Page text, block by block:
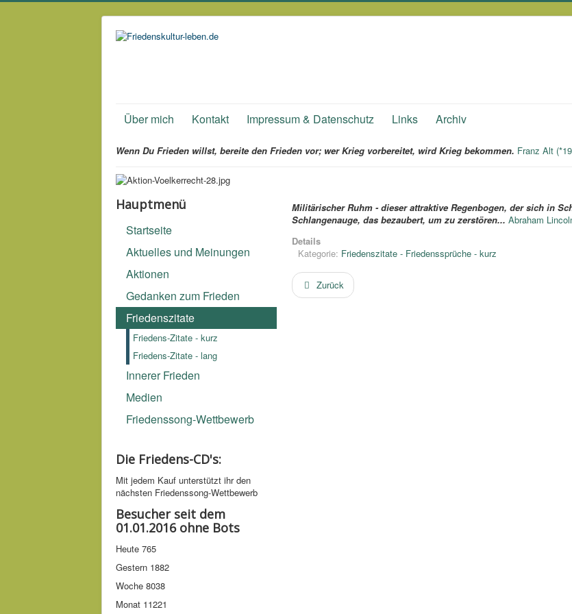
Über mich Kontakt Impressum & Datenschutz Links Archiv
Wenn Du Frieden willst, bereite den Frieden vor; wer Krieg vorbereitet, wird Krieg bekommen. Franz Alt
Hauptmenü
Startseite
Aktuelles und Meinungen
Aktionen
Gedanken zum Frieden
Friedenszitate
Friedens-Zitate - kurz
Friedens-Zitate - lang
Innerer Frieden
Medien
Friedenssong-Wettbewerb
Die Friedens-CD's:
Mit jedem Kauf unter­stützt ihr den
nächsten Friedens­song-­Wettbe­werb
Besucher seit dem
01.01.2016 ohne Bots
Heute 765
Gestern 1882
Woche 8038
Monat 11221
Militärischer Ruhm - dieser attraktive Regenbogen, der sich in
Schlangenauge, das bezaubert, um zu zerstören... Abraham
Details
Kategorie: Friedenszitate - Friedenssprüche - kurz
Zurück